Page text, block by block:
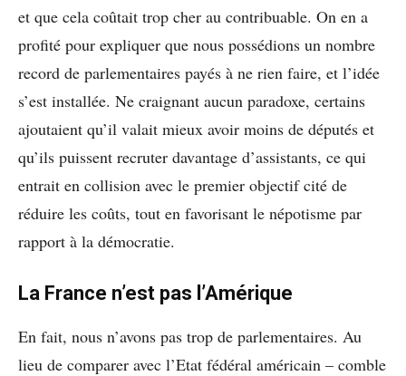
et que cela coûtait trop cher au contribuable. On en a
profité pour expliquer que nous possédions un nombre
record de parlementaires payés à ne rien faire, et l’idée
s’est installée. Ne craignant aucun paradoxe, certains
ajoutaient qu’il valait mieux avoir moins de députés et
qu’ils puissent recruter davantage d’assistants, ce qui
entrait en collision avec le premier objectif cité de
réduire les coûts, tout en favorisant le népotisme par
rapport à la démocratie.
La France n’est pas l’Amérique
En fait, nous n’avons pas trop de parlementaires. Au
lieu de comparer avec l’Etat fédéral américain – comble